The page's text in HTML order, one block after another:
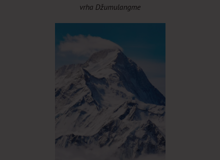
vrha Džumulangme